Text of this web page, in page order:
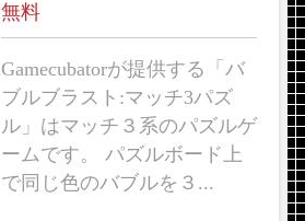
無料
Gamecubatorが提供する「バ
ブルブラスト:マッチ3パズ
ル」はマッチ３系のパズルゲ
ームです。 パズルボード上
で同じ色のバブルを３...